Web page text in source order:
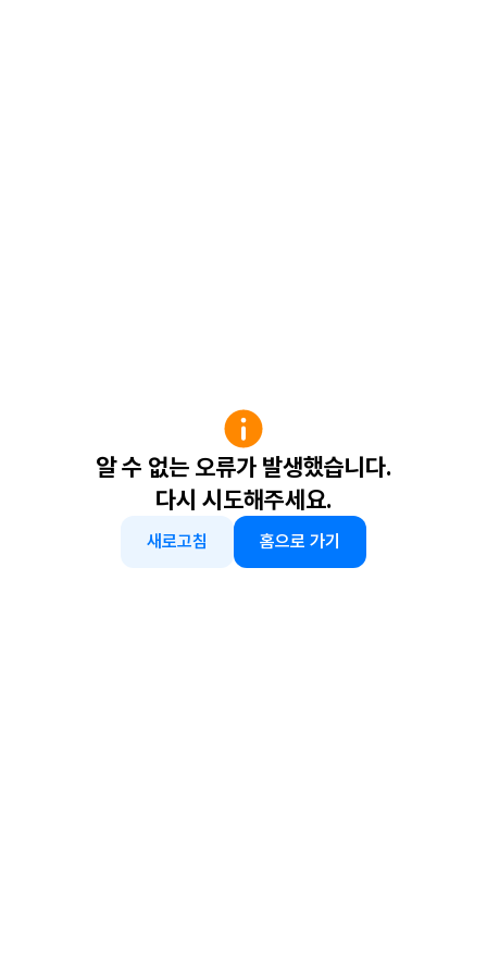
알 수 없는 오류가 발생했습니다.
다시 시도해주세요.
새로고침 홈으로 가기